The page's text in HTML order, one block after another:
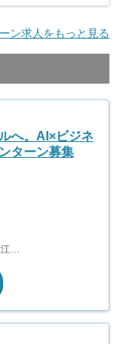
ン求人をもっと見る
へ。AI×ビジネ
ターン募集